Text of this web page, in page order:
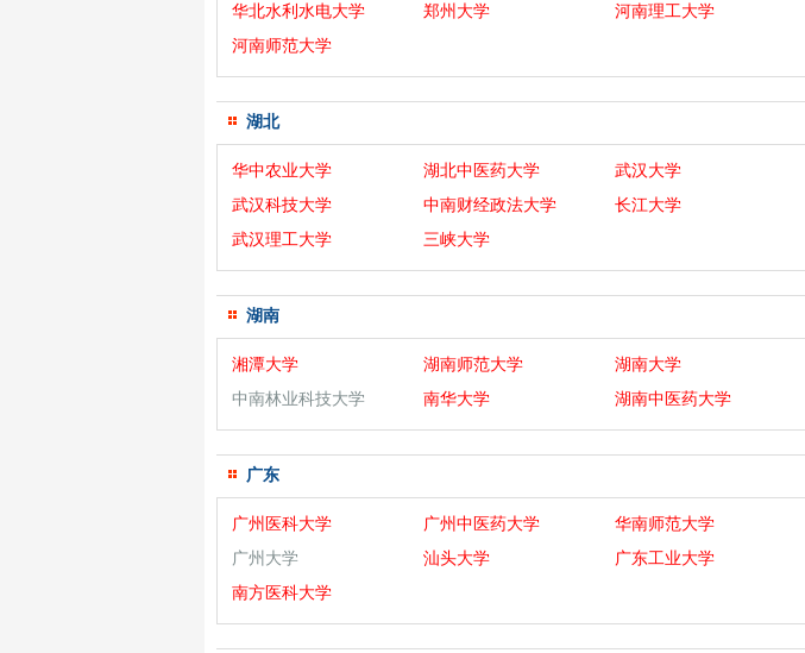
华北水利水电大学 郑州大学 河南理工大学
河南师范大学
湖北
华中农业大学 湖北中医药大学 武汉大学
武汉科技大学
中南财经政法大学 长江大学
武汉理工大学
三峡大学
湖南
湘潭大学 湖南师范大学 湖南大学
中南林业科技大学
南华大学 湖南中医药大学
广东
广州医科大学 广州中医药大学 华南师范大学
广州大学
汕头大学 广东工业大学
南方医科大学